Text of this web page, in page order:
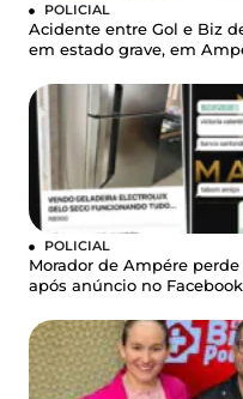
POLICIAL
Acidente entre Gol e Biz
em estado grave, em
POLICIAL
Morador de Ampére
após anúncio no Facebook